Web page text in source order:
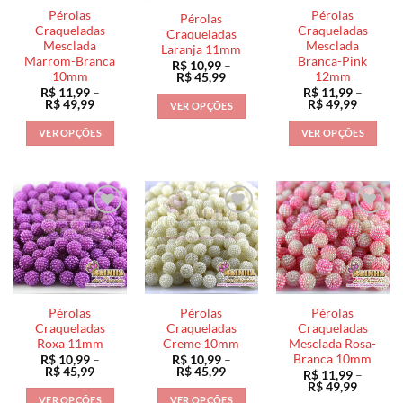
ser
escolhidas
na
página
do
produto
na
página
do
produto
ser
escolhidas
na
página
do
produto
Pérolas
Craqueladas
Mesclada
Marrom-Branca
10mm
R$11,99 –
R$49,99Faixa
preço:
R$ 11,99
através
VER OPÇÕES
tem
várias
variantes.
As
opções
podem
ser
escolhidas
na
página
do
produto
Pérolas
Craqueladas
Laranja 11mm
R$10,99 –
R$45,99Faixa
preço:
R$ 10,99
através
VER OPÇÕES
várias
variantes.
As
opções
podem
ser
escolhidas
na
página
do
produto
Pérolas
Craqueladas
Mesclada
Branca-Pink
12mm
R$11,99 –
R$49,99Faixa
preço:
R$
através
VER OPÇÕES
tem
várias
variantes.
As
opções
podem
ser
escolhidas
na
página
do
produto
Pérolas
Craqueladas
Roxa 11mm
R$10,99 –
R$45,99Faixa
preço:
VER OPÇÕES
Pérolas
Craqueladas
Creme 10mm
R$10,99 –
R$45,99Faixa
preço:
VER OPÇÕES
Pérolas
Craqueladas
Mesclada Rosa-
Branca 10mm
R$11,99 –
R$49,99Faixa